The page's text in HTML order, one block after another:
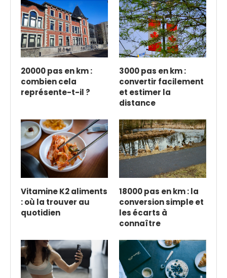
20000 pas en km :
combien cela
représente-t-il ?
3000 pas en km :
convertir facilement
et estimer la
distance
Vitamine K2 aliments
: où la trouver au
quotidien
18000 pas en km : la
conversion simple et
les écarts à
connaître